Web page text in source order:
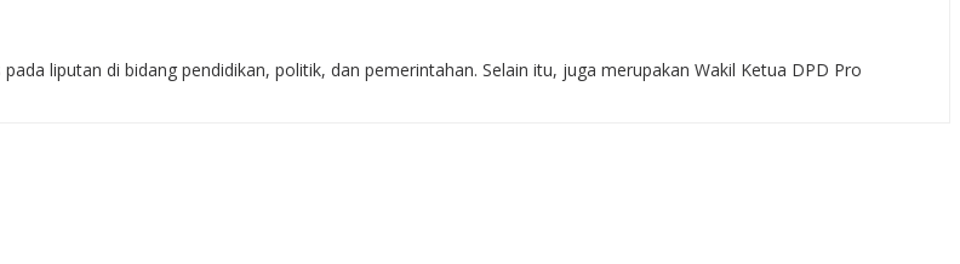
liputan di bidang pendidikan, politik, dan pemerintahan. Selain itu, juga merupakan Wakil Ketua DPD Pro